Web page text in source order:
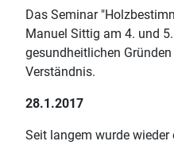
Das Seminar
Manuel Sittig am 4. und
gesundheitlichen
Verständnis.
28.1.2017
Seit langem wurde